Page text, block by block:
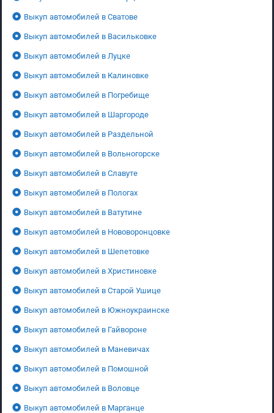
Выкуп автомобилей в Сватове
Выкуп автомобилей в Васильковке
Выкуп автомобилей в Луцке
Выкуп автомобилей в Калиновке
Выкуп автомобилей в Погребище
Выкуп автомобилей в Шаргороде
Выкуп автомобилей в Раздельной
Выкуп автомобилей в Вольногорске
Выкуп автомобилей в Славуте
Выкуп автомобилей в Пологах
Выкуп автомобилей в Ватутине
Выкуп автомобилей в Нововоронцовке
Выкуп автомобилей в Шепетовке
Выкуп автомобилей в Христиновке
Выкуп автомобилей в Старой Ушице
Выкуп автомобилей в Южноукраинске
Выкуп автомобилей в Гайвороне
Выкуп автомобилей в Маневичах
Выкуп автомобилей в Помошной
Выкуп автомобилей в Воловце
Выкуп автомобилей в Марганце